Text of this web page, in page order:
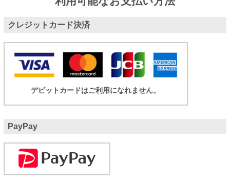
クレジットカード決済
デビットカードはご利用になれません。
PayPay